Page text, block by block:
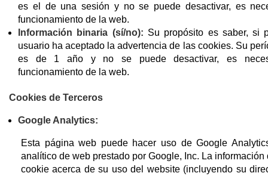
es el de una sesión y no se puede desactivar, es
funcionamiento de la web.
Información binaria (sí/no): Su propósito es saber, si
usuario ha aceptado la advertencia de las cookies. Su
es de 1 año y no se puede desactivar, es
funcionamiento de la web.
Cookies de Terceros
Google Analytics:
Esta página web puede hacer uso de Google
analítico de web prestado por Google, Inc. La información
cookie acerca de su uso del website (incluyendo su